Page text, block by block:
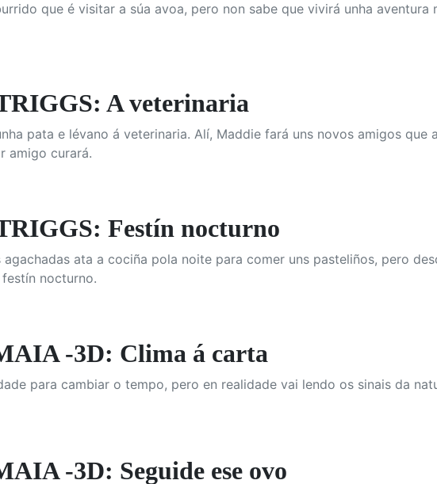
que é visitar a súa avoa, pero non sabe que vivirá unha aventura
A veterinaria
pata e lévano á veterinaria. Alí, Maddie fará uns novos amigos que
amigo curará.
Festín nocturno
agachadas ata a cociña pola noite para comer uns pasteliños, pero
nocturno.
-3D: Clima á carta
para cambiar o tempo, pero en realidade vai lendo os sinais da
-3D: Seguide ese ovo